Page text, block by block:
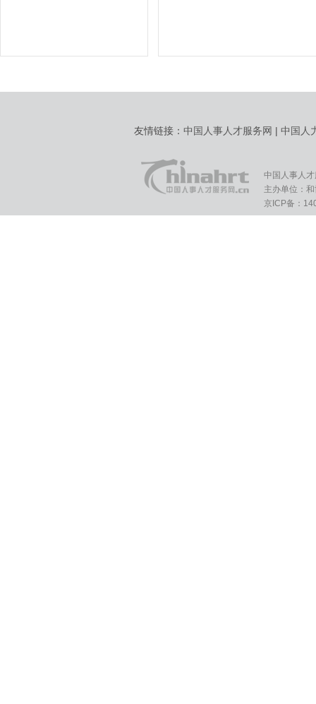
友情链接： 中国人事人才服务网 | 中国人
中国人事人
主办单位：
京ICP备：